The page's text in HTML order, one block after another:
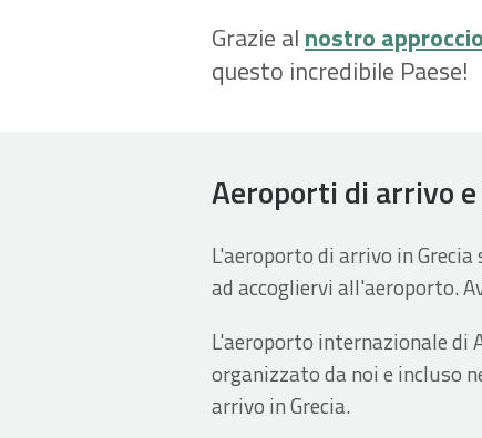
Grazie al nostro
questo incredibile Paese!
Aeroporti di arrivo
L'aeroporto di arrivo in
ad accogliervi all'aeroporto.
L'aeroporto internazionale
organizzato da noi e incluso
arrivo in Grecia.